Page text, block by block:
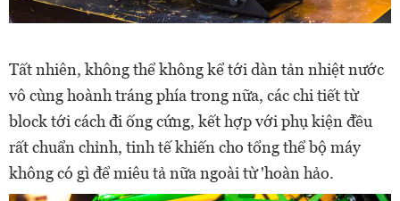
Tất nhiên, không thể không kể tới dàn tản nhiệt nước
vô cùng hoành tráng phía trong nữa, các chi tiết từ
block tới cách đi ống cứng, kết hợp với phụ kiện đều
rất chuẩn chỉnh, tinh tế khiến cho tổng thể bộ máy
không có gì để miêu tả nữa ngoài từ 'hoàn hảo.